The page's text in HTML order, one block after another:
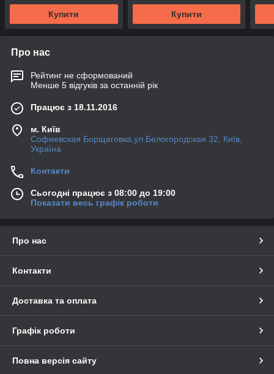
Купити Купити
Про нас
Рейтинг не сформований
Менше 5 відгуків за останній рік
Працює з 18.11.2016
м. Київ
Софиевская Борщаговка,ул.Белогородская 32, Київ,
Україна
Контакти
Сьогодні працює з 08:00 до 19:00
Показати весь графік роботи
Про нас
Контакти
Доставка та оплата
Графік роботи
Повна версія сайту